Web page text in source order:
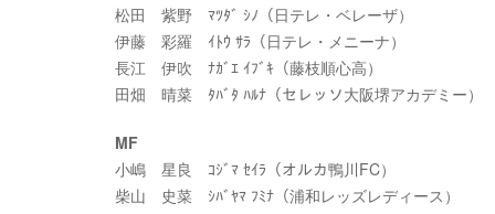
松田 紫野 ﾏﾂﾀﾞ ｼﾉ（日テレ・ベレーザ）
伊藤 彩羅 ｲﾄｳ ｻﾗ（日テレ・メニーナ）
長江 伊吹 ﾅｶﾞｴ ｲﾌﾞｷ（藤枝順心高）
田畑 晴菜 ﾀﾊﾞﾀ ﾊﾙﾅ（セレッソ大阪堺アカデミー）
MF
小嶋 星良 ｺｼﾞﾏ ｾｲﾗ（オルカ鴨川FC）
柴山 史菜 ｼﾊﾞﾔﾏ ﾌﾐﾅ（浦和レッズレディース）